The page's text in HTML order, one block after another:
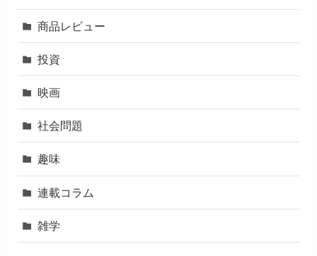
商品レビュー
投資
映画
社会問題
趣味
連載コラム
雑学